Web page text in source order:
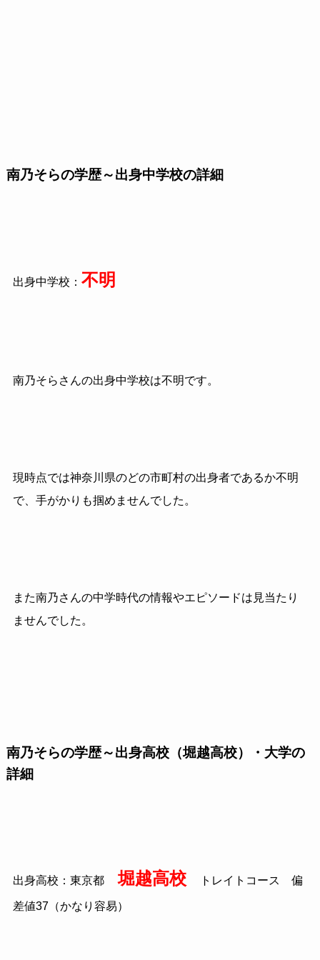
南乃そらの学歴～出身中学校の詳細
出身中学校： 不明
南乃そらさんの出身中学校は不明です。
現時点では神奈川県のどの市町村の出身者であるか不明
で、手がかりも掴めませんでした。
また南乃さんの中学時代の情報やエピソードは見当たり
ませんでした。
南乃そらの学歴～出身高校（堀越高校）・大学の
詳細
出身高校：東京都 堀越高校 トレイトコース 偏
差値37（かなり容易）